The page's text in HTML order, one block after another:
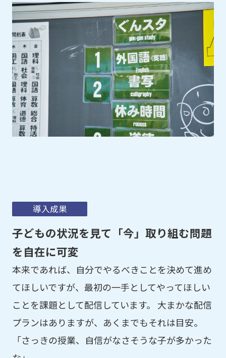
導入成果
子どもの状況を見て「今」取り組む問題
を自在に可変
本来であれば、自分でやるべきことを決めて進め
てほしいですが、最初の一手としてやってほしい
ことを課題として配信しています。 大まかな配信
プランはありますが、あくまでもそれは目安。
「さっきの授業、自信がなさそうな子が多かった